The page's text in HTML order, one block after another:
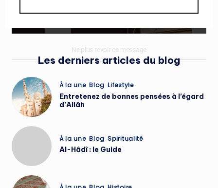
Les derniers articles du blog
Posted
in
À la une Blog Lifestyle
Entretenez de bonnes pensées à l’égard
d’Allâh
Posted
in
À la une Blog Spiritualité
Al-Hâdî : le Guide
Ne plus revoir ce message